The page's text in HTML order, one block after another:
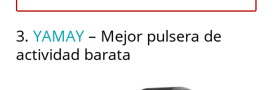
3.YAMAY – Mejor pulsera de
actividad barata